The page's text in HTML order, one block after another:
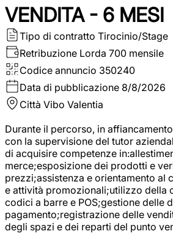
VENDITA - 6 MESI
Tipo di contratto Tirocinio/Stage
Retribuzione Lorda 700 mensile
Codice annuncio 350240
Data di pubblicazione 8/8/2026
Città Vibo Valentia
Durante il percorso, in
con la supervisione del tutor
di acquisire competenze
merce;esposizione dei prodotti e
prezzi;assistenza e orientamento al
e attività promozionali;utilizzo della
codici a barre e POS;gestione delle
pagamento;registrazione delle
degli spazi e dei reparti del punto